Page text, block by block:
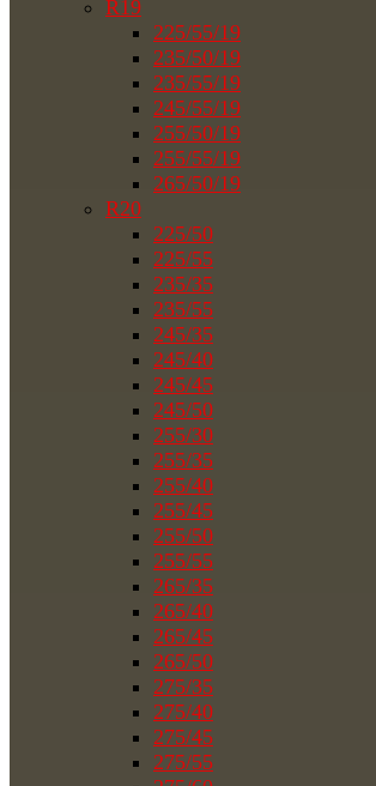
R19
225/55/19
235/50/19
235/55/19
245/55/19
255/50/19
255/55/19
265/50/19
R20
225/50
225/55
235/35
235/55
245/35
245/40
245/45
245/50
255/30
255/35
255/40
255/45
255/50
255/55
265/35
265/40
265/45
265/50
275/35
275/40
275/45
275/55